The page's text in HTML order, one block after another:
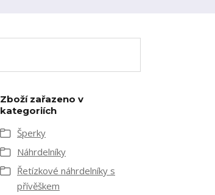
Zboží zařazeno v
kategoriích
Šperky
Náhrdelníky
Řetízkové náhrdelníky s
přívěškem